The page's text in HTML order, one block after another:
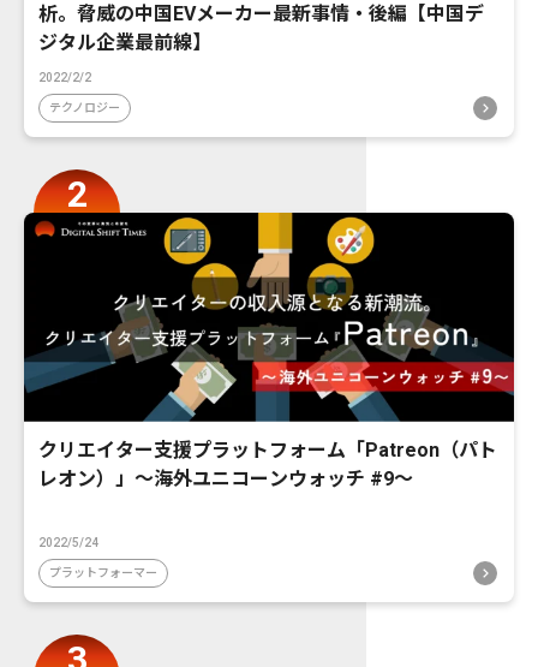
析。脅威の中国EVメーカー最新事情・後編【中国デ
ジタル企業最前線】
2022/2/2
テクノロジー
クリエイター支援プラットフォーム「Patreon（パト
レオン）」〜海外ユニコーンウォッチ #9〜
2022/5/24
プラットフォーマー